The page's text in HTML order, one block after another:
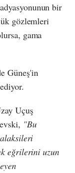
bir
gözlemleri
gama
Güneş'in
Uçuş
"Bu
eğrilerini uzun